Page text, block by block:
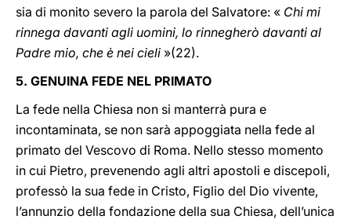
sia di monito severo la parola del Salvatore: « Chi mi
rinnega davanti agli uomini, lo rinnegherò davanti al
Padre mio, che è nei cieli »(22).
5. GENUINA FEDE NEL PRIMATO
La fede nella Chiesa non si manterrà pura e
incontaminata, se non sarà appoggiata nella fede al
primato del Vescovo di Roma. Nello stesso momento
in cui Pietro, prevenendo agli altri apostoli e discepoli,
professò la sua fede in Cristo, Figlio del Dio vivente,
l’annunzio della fondazione della sua Chiesa, dell’unica